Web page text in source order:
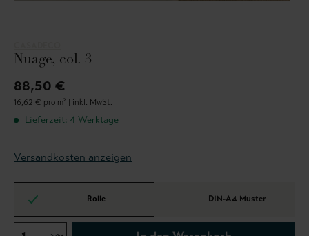
Nuage, col. 3
88,50 €
16,62 € pro m² | inkl. MwSt.
Lieferzeit: 4 Werktage
Versandkosten anzeigen
Rolle DIN-A4 Muster